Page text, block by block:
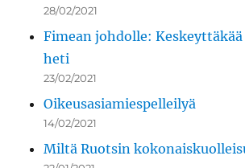
28/02/2021
Fimean johdolle:
heti
23/02/2021
Oikeusasiamiespelleilyä
14/02/2021
Miltä Ruotsin